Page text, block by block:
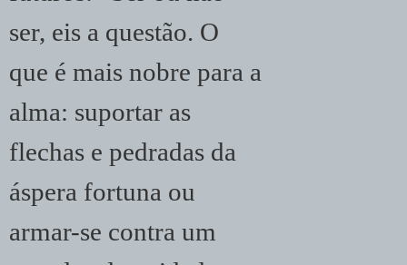
ser, eis a questão. O
que é mais nobre para a
alma: suportar as
flechas e pedradas da
áspera fortuna ou
armar-se contra um